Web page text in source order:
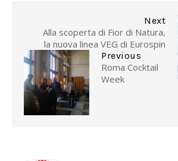
Next
Alla scoperta di Fior di Natura,
la nuova linea VEG di Eurospin
Previous
Roma Cocktail
Week